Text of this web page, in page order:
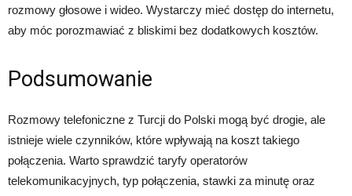
rozmowy głosowe i wideo. Wystarczy mieć dostęp do internetu,
aby móc porozmawiać z bliskimi bez dodatkowych kosztów.
Podsumowanie
Rozmowy telefoniczne z Turcji do Polski mogą być drogie, ale
istnieje wiele czynników, które wpływają na koszt takiego
połączenia. Warto sprawdzić taryfy operatorów
telekomunikacyjnych, typ połączenia, stawki za minutę oraz